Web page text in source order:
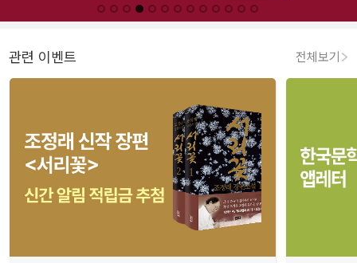
관련 이벤트 전체보기